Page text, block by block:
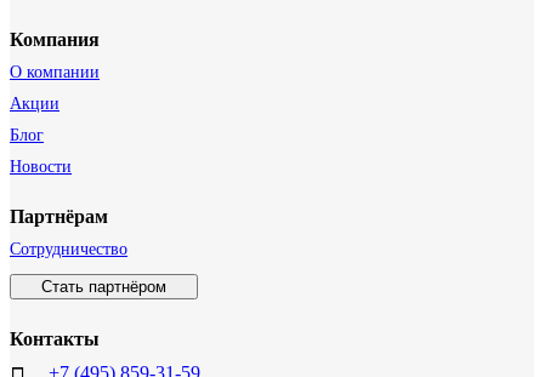
Компания
О компании
Акции
Блог
Новости
Партнёрам
Сотрудничество
Стать партнёром
Контакты
+7 (495) 859-31-59